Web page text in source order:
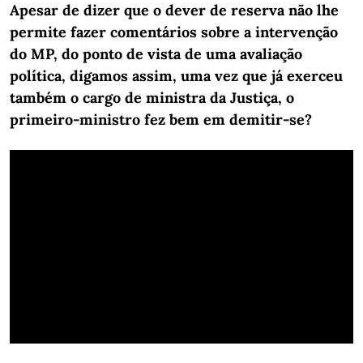
Apesar de dizer que o dever de reserva não lhe
permite fazer comentários sobre a intervenção
do MP, do ponto de vista de uma avaliação
política, digamos assim, uma vez que já exerceu
também o cargo de ministra da Justiça, o
primeiro-ministro fez bem em demitir-se?